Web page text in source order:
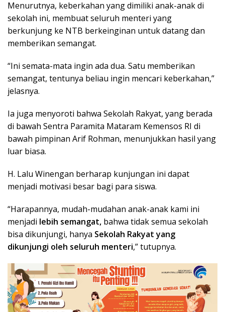
Menurutnya, keberkahan yang dimiliki anak-anak di
sekolah ini, membuat seluruh menteri yang
berkunjung ke NTB berkeinginan untuk datang dan
memberikan semangat.
“Ini semata-mata ingin ada dua. Satu memberikan
semangat, tentunya beliau ingin mencari keberkahan,”
jelasnya.
Ia juga menyoroti bahwa Sekolah Rakyat, yang berada
di bawah Sentra Paramita Mataram Kemensos RI di
bawah pimpinan Arif Rohman, menunjukkan hasil yang
luar biasa.
H. Lalu Winengan berharap kunjungan ini dapat
menjadi motivasi besar bagi para siswa.
“Harapannya, mudah-mudahan anak-anak kami ini
menjadi lebih semangat, bahwa tidak semua sekolah
bisa dikunjungi, hanya Sekolah Rakyat yang
dikunjungi oleh seluruh menteri,” tutupnya.